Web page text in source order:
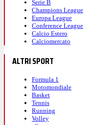
Serie B
Champions League
Europa League
Conference League
Calcio Estero
Calciomercato
ALTRI SPORT
Formula 1
Motomondiale
Basket
Tennis
Running
Volley